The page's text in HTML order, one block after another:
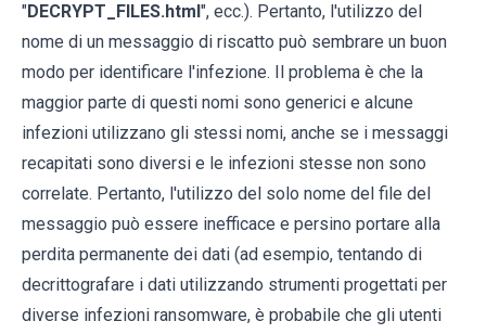
"DECRYPT_FILES.html ", ecc.). Pertanto, l'utilizzo del
nome di un messaggio di riscatto può sembrare un buon
modo per identificare l'infezione. Il problema è che la
maggior parte di questi nomi sono generici e alcune
infezioni utilizzano gli stessi nomi, anche se i messaggi
recapitati sono diversi e le infezioni stesse non sono
correlate. Pertanto, l'utilizzo del solo nome del file del
messaggio può essere inefficace e persino portare alla
perdita permanente dei dati (ad esempio, tentando di
decrittografare i dati utilizzando strumenti progettati per
diverse infezioni ransomware, è probabile che gli utenti